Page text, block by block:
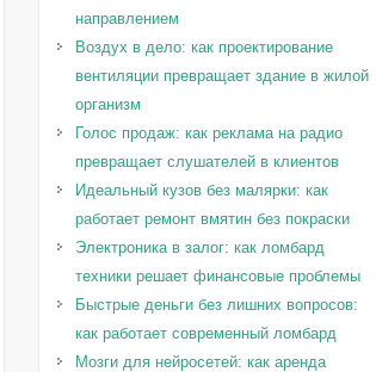
направлением
Воздух в дело: как проектирование
вентиляции превращает здание в жилой
организм
Голос продаж: как реклама на радио
превращает слушателей в клиентов
Идеальный кузов без малярки: как
работает ремонт вмятин без покраски
Электроника в залог: как ломбард
техники решает финансовые проблемы
Быстрые деньги без лишних вопросов:
как работает современный ломбард
Мозги для нейросетей: как аренда